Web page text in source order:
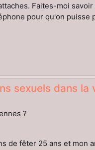
Faites-moi
pour qu'on puisse
sexuels dans la
?
de fêter 25 ans et mon